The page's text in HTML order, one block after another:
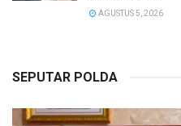
AGUSTUS 5, 2026
SEPUTAR POLDA